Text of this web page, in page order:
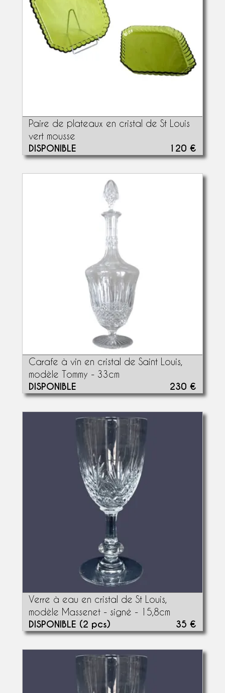
Paire de plateaux en cristal de St Louis
vert mousse
DISPONIBLE 120 €
Carafe à vin en cristal de Saint Louis,
modèle Tommy - 33cm
DISPONIBLE 230 €
Verre à eau en cristal de St Louis,
modèle Massenet - signé - 15,8cm
DISPONIBLE (2 pcs) 35 €